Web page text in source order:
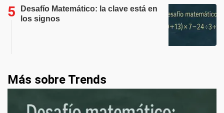
Desafío Matemático: la clave está en
los signos
Más sobre Trends